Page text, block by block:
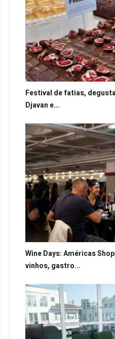
Festival de fatias,
Djavan e...
Wine Days: Américas
vinhos, gastro...